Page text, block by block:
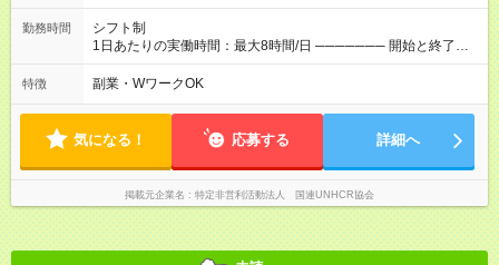
月収35.0万(時給1400円～) ※上記は1日8時間換算、成果給を加
算した目安金額です ◇時間外手当 ◇通勤手当 ◇健康管理補助 ◇
インフルエンザ予防接種補助 ◇成果給（個人業績／月毎）​ ◇チ
次昇給制度 ◇昇格制度 【試用期間】試用期間あり 試用期間の長
さ：1ヶ月 雇用形態、給与は本採用時と同じです。 初回は1か月
契約でトライアル期間（給与・待遇に差異なし）
勤務時間
シフト制
1日あたりの実働時間：最大8時間/日 ─────── 開始と終了時
間 ─────── 8:00～21:00の中でシフト制 ※実働8時間（休憩
60分） ※活動場所により開始・終了時間は変動 ─────── 選
や月水金日、火水金土日など フルタイムで取り組みたい方も、
Ｗワーク希望の方も歓迎◎
特徴 副業・WワークOK
気になる！ 応募する 詳細へ
掲載元企業名 特定非営利活動法人 国連UNHCR協会